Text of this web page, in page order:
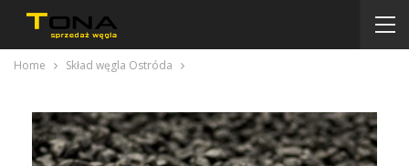
Home Skład węgla Ostróda